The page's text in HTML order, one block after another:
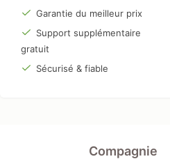
Garantie du meilleur prix
Support supplémentaire
gratuit
Sécurisé & fiable
Compagnie